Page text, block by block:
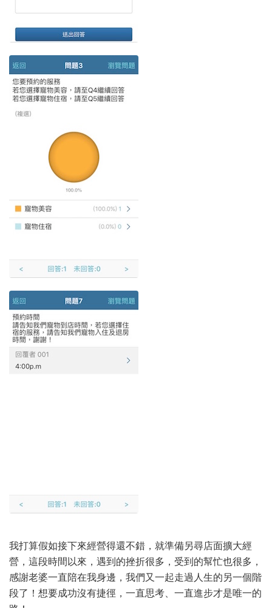
我打算假如接下來經營得還不錯，就準備另尋店面擴大經
營，這段時間以來，遇到的挫折很多，受到的幫忙也很多，
感謝老婆一直陪在我身邊，我們又一起走過人生的另一個階
段了！想要成功沒有捷徑，一直思考、一直進步才是唯一的